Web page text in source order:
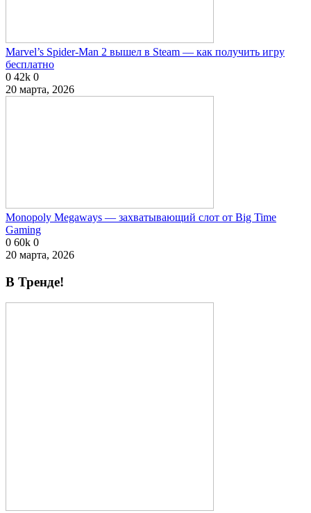
Marvel’s Spider-Man 2 вышел в Steam — как получить игру
бесплатно
0 42k 0
20 марта, 2026
Monopoly Megaways — захватывающий слот от Big Time
Gaming
0 60k 0
20 марта, 2026
В Тренде!